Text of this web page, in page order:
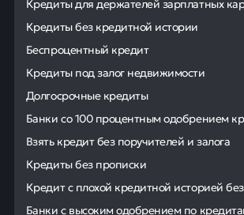
Кредиты без кредитной истории
Беспроцентный кредит
Кредиты под залог недвижимости
Долгосрочные кредиты
Банки со 100 процентным одобрением
Взять кредит без поручителей и залога
Кредиты без прописки
Кредит с плохой кредитной историей
Банки с высоким одобрением по